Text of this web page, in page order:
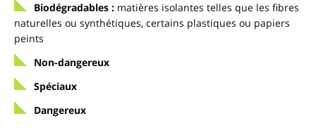
Biodégradables : matières isolantes telles que les fibres
naturelles ou synthétiques, certains plastiques ou papiers
peints
Non-dangereux
Spéciaux
Dangereux